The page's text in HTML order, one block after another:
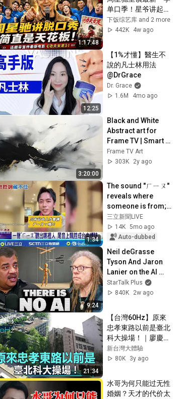
1:17:48
单口季！星爷讲起脱
口秀简直是手拿把
掐！还顺带宣传最新
#周星驰 #搞笑
下饭综艺库 and 2 more
442K
4w ago
12:25
【1%才懂】醫生不
說的凡士林用法
@DrGrace
Dr. Grace
1.6M
4mo ago
3:20:00
Black and White
Abstract art for
Frame TV | Smart
TV paintings |
screensaver
Frame TV Art
303K
2y ago
1:34
The sound "ㄏㄧㄡ"
reveals where
someone is from;
the rising
intonation at the
end of the syllable
i...
三立新聞LIVE
14K 5mo ago
Auto-dubbed
9:24
Neil deGrasse
Tyson And Jaron
Lanier on the AI
Illusion
StarTalk Plus
840K
2w ago
21:34
【台灣60Hz】原來
忠孝東路以前是臺北
科大操場！｜廖慶學
2023.06.24 part2
新台灣大體驗
80K
3y ago
水哥为何只能过无性
婚姻？天才的代价太